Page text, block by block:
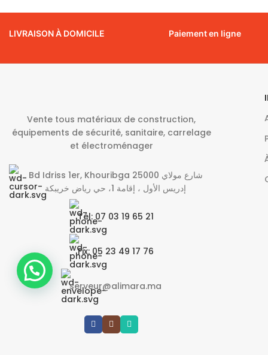
LIVRAISON À DOMICILE Paiement en ligne
Vente tous matériaux de construction,
équipements de sécurité, sanitaire, carrelage
et électroménager
Bd Idriss 1er, Khouribga 25000 شارع مولاي
إدريس الأول ، إقامة 1، حي رياض خريبكة
Tél: 07 03 19 65 21
Fix: 05 23 49 17 76
serveur@alimara.ma